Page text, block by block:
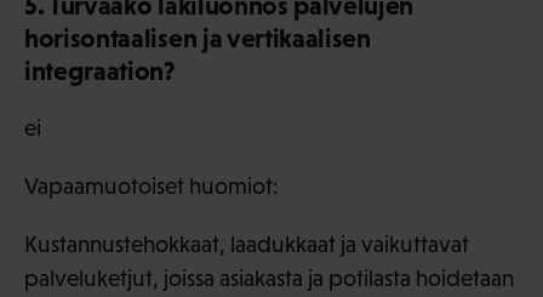
horisontaalisen ja vertikaalisen
integraation?
ei
Vapaamuotoiset huomiot:
Kustannustehokkaat, laadukkaat ja vaikuttavat
palveluketjut, joissa asiakasta ja potilasta hoidetaan